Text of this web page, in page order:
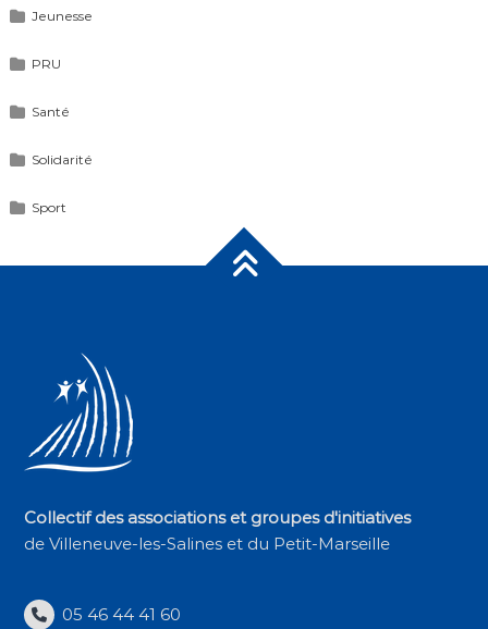
Jeunesse
PRU
Santé
Solidarité
Sport
Collectif des associations et groupes d'initiatives
de Villeneuve-les-Salines et du Petit-Marseille
05 46 44 41 60